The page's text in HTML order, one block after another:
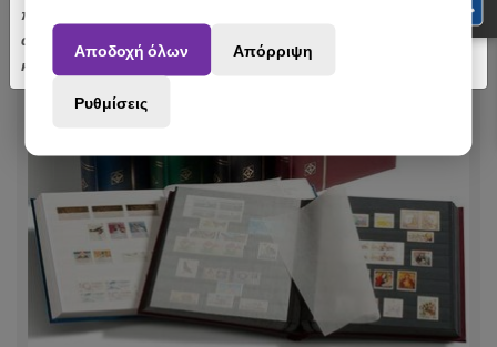
πραγματοποιηθούν από 3 έως 31 Αυγούστου ενδέχεται να
αποσταλούν με σχετική καθυστέρηση. Ευχαριστούμε για την
κατανόηση.
Αποδοχή όλων Απόρριψη
Ρυθμίσεις